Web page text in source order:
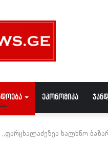
ეკონომიკა
,,ფარცხალაძეზეა ხალხნო